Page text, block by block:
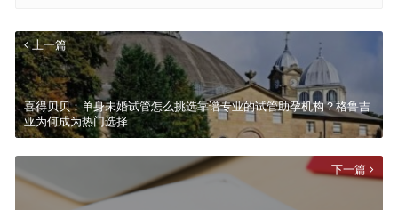
上一篇
喜得贝贝：单身未婚试管怎么挑选靠谱专业的试管助孕机构？格鲁吉
亚为何成为热门选择
下一篇